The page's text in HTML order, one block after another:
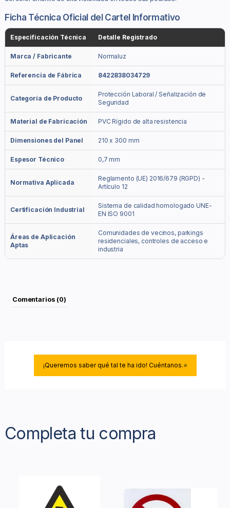
Ficha Técnica Oficial del Cartel Informativo
Especificación Técnica Detalle Registrado
Marca / Fabricante Normaluz
Referencia de Fábrica 8422838034729
Categoría de Producto
Protección Laboral / Señalización de
Seguridad
Material de Fabricación PVC Rígido de alta resistencia
Dimensiones del Panel 210 x 300 mm
Espesor Técnico 0,7 mm
Normativa Aplicada
Reglamento (UE) 2016/679 (RGPD) -
Artículo 12
Certificación Industrial
Sistema de calidad homologado UNE-
EN ISO 9001
Áreas de Aplicación
Aptas
Comunidades de vecinos, parkings
residenciales, controles de acceso e
industria
Comentarios (0)
¡Queremos saber qué tal te ha ido! Cuéntanos.⭐
Completa tu compra